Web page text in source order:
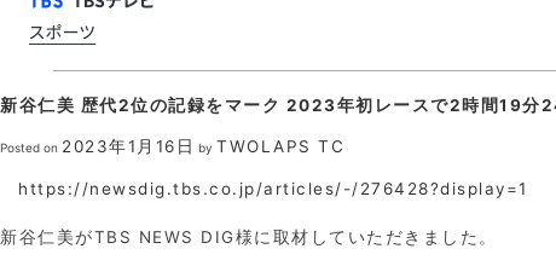
を
結
新谷仁美 歴代2位の記録をマーク 2023年初レースで2時間19分
Posted on 2023年1月16日 by TWOLAPS TC
https://newsdig.tbs.co.jp/articles/-/276428?display=1
新谷仁美がTBS NEWS DIG様に取材していただきました。